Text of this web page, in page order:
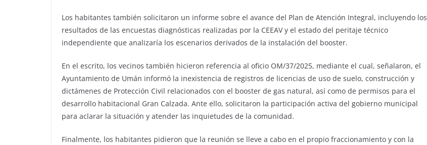
Los habitantes también solicitaron un informe sobre el avance del Plan de Atención Integral, incluyendo los
resultados de las encuestas diagnósticas realizadas por la CEEAV y el estado del peritaje técnico
independiente que analizaría los escenarios derivados de la instalación del booster.
En el escrito, los vecinos también hicieron referencia al oficio OM/37/2025, mediante el cual, señalaron, el
Ayuntamiento de Umán informó la inexistencia de registros de licencias de uso de suelo, construcción y
dictámenes de Protección Civil relacionados con el booster de gas natural, así como de permisos para el
desarrollo habitacional Gran Calzada. Ante ello, solicitaron la participación activa del gobierno municipal
para aclarar la situación y atender las inquietudes de la comunidad.
Finalmente, los habitantes pidieron que la reunión se lleve a cabo en el propio fraccionamiento y con la